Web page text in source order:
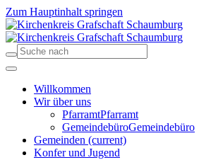
Zum Hauptinhalt springen
Willkommen
Wir über uns
PfarramtPfarramt
GemeindebüroGemeindebüro
Gemeinden (current)
Konfer und Jugend